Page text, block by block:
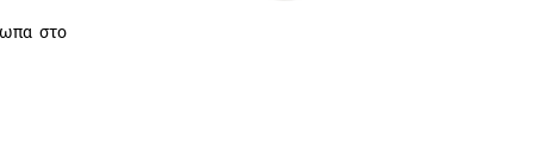
στο